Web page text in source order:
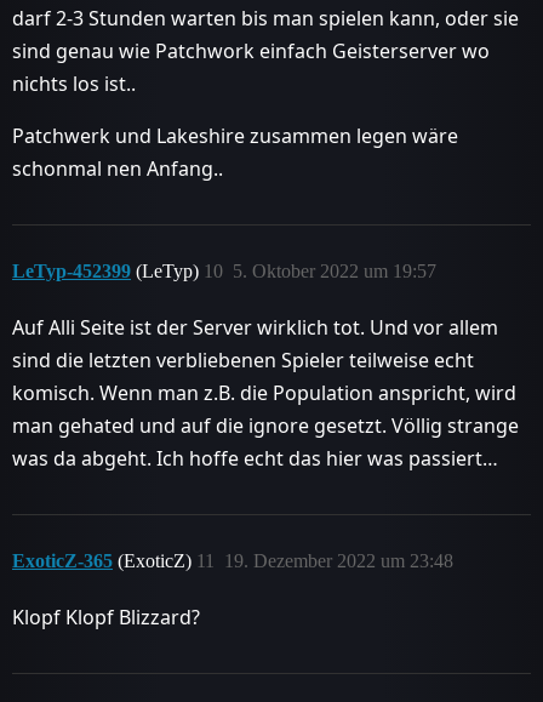
darf 2-3 Stunden warten bis man spielen kann, oder sie
sind genau wie Patchwork einfach Geisterserver wo
nichts los ist..
Patchwerk und Lakeshire zusammen legen wäre
schonmal nen Anfang..
LeTyp-452399 (LeTyp) 5. Oktober 2022 um 19:57
10
Auf Alli Seite ist der Server wirklich tot. Und vor allem
sind die letzten verbliebenen Spieler teilweise echt
komisch. Wenn man z.B. die Population anspricht, wird
man gehated und auf die ignore gesetzt. Völlig strange
was da abgeht. Ich hoffe echt das hier was passiert…
ExoticZ-365 (ExoticZ) 19. Dezember 2022 um 23:48
11
Klopf Klopf Blizzard?